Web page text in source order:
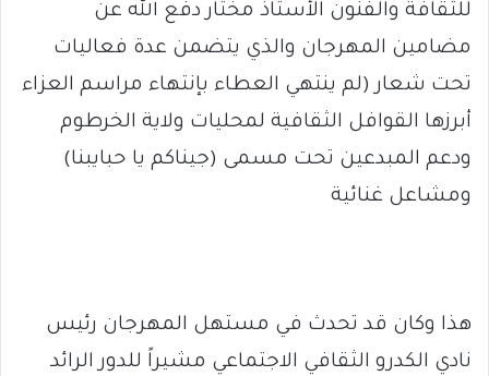
للثقافة والفنون الأستاذ مختار دفع الله عن
مضامين المهرجان والذي يتضمن عدة فعاليات
تحت شعار (لم ينتهي العطاء بإنتهاء مراسم العزاء
أبرزها القوافل الثقافية لمحليات ولاية الخرطوم
ودعم المبدعين تحت مسمى (جيناكم يا حبايبنا)
ومشاعل غنائية
هذا وكان قد تحدث في مستهل المهرجان رئيس
نادي الكدرو الثقافي الاجتماعي مشيراً للدور الرائد